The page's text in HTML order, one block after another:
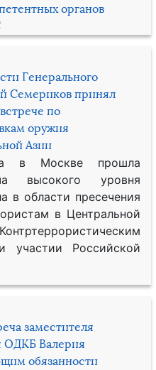
органов
Генерального
Семериков принял
по
оружия
Азии
в Москве прошла
высокого уровня
в области пресечения
в Центральной
участии Российской
заместителя
ОДКБ Валерия
обязанности